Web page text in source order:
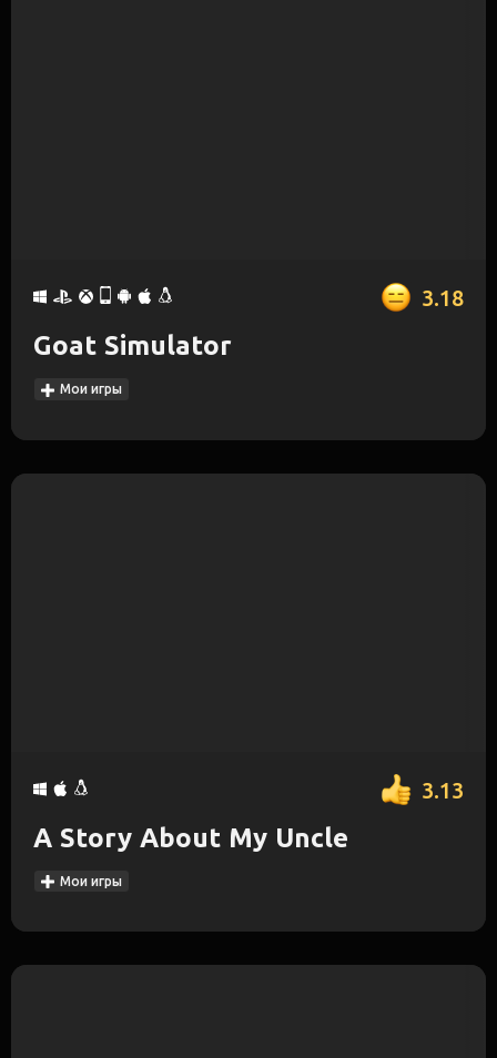
3.18
Goat Simulator
Мои игры
3.13
A Story About My Uncle
Мои игры